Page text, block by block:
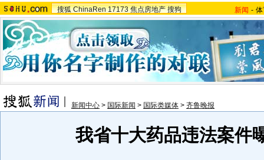
搜狐 ChinaRen 17173 焦点房地产 搜狗 新闻 -
新闻中心 > 国际新闻 > 国际类媒体 > 齐鲁晚报
我省十大药品违法案件